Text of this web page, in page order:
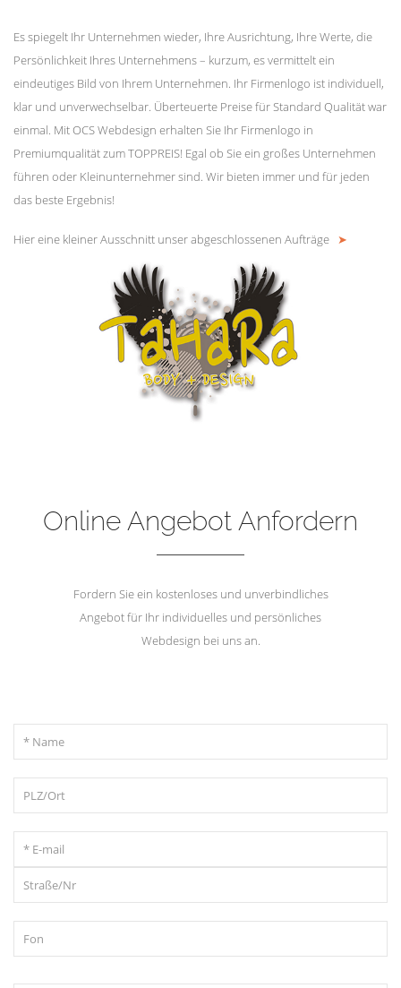
Es spiegelt Ihr Unternehmen wieder, Ihre Ausrichtung, Ihre Werte, die
Persönlichkeit Ihres Unternehmens – kurzum, es vermittelt ein
eindeutiges Bild von Ihrem Unternehmen. Ihr Firmenlogo ist individuell,
klar und unverwechselbar. Überteuerte Preise für Standard Qualität war
einmal. Mit OCS Webdesign erhalten Sie Ihr Firmenlogo in
Premiumqualität zum TOPPREIS! Egal ob Sie ein großes Unternehmen
führen oder Kleinunternehmer sind. Wir bieten immer und für jeden
das beste Ergebnis!
Hier eine kleiner Ausschnitt unser abgeschlossenen Aufträge ➤
Online Angebot Anfordern
Fordern Sie ein kostenloses und unverbindliches
Angebot für Ihr individuelles und persönliches
Webdesign bei uns an.